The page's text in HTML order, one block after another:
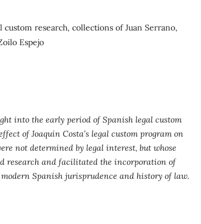
custom research, collections of Juan Serrano,
Espejo
into the early period of Spanish legal custom
of Joaquín Costa’s legal custom program on
not determined by legal interest, but whose
research and facilitated the incorporation of
Spanish jurisprudence and history of law.